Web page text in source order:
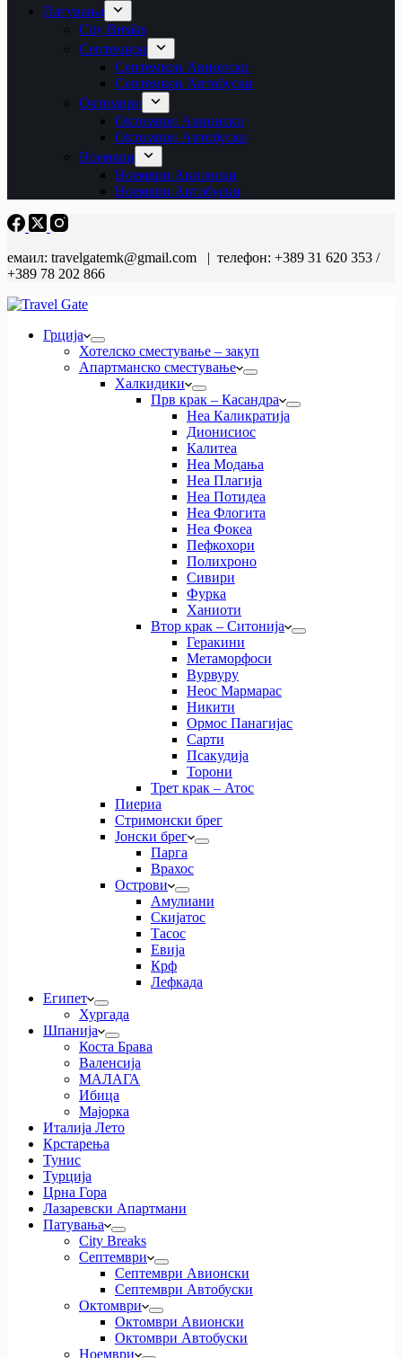
Патувања
City Breaks
Септември
Септември Авионски
Септември Автобуски
Октомври
Октомври Авионски
Октомври Автобуски
Ноември
Ноември Авионски
Ноември Автобуски
емаил: travelgatemk@gmail.com | телефон: +389 31 620 353 /
+389 78 202 866
Грција
Хотелско сместување – закуп
Апартманско сместување
Халкидики
Прв крак – Касандра
Неа Каликратија
Дионисиос
Калитеа
Неа Модања
Неа Плагија
Неа Потидеа
Неа Флогита
Неа Фокеа
Пефкохори
Полихроно
Сивири
Фурка
Ханиоти
Втор крак – Ситонија
Геракини
Метаморфоси
Вурвуру
Неос Мармарас
Никити
Ормос Панагијас
Сарти
Псакудија
Торони
Трет крак – Атос
Пиериа
Стримонски брег
Јонски брег
Парга
Врахос
Острови
Амулиани
Скијатос
Тасос
Евија
Крф
Лефкада
Египет
Хургада
Шпанија
Коста Брава
Валенсија
МАЛАГА
Ибица
Мајорка
Италија Лето
Крстарења
Тунис
Турција
Црна Гора
Лазаревски Апартмани
Патувања
City Breaks
Септември
Септември Авионски
Септември Автобуски
Октомври
Октомври Авионски
Октомври Автобуски
Ноември